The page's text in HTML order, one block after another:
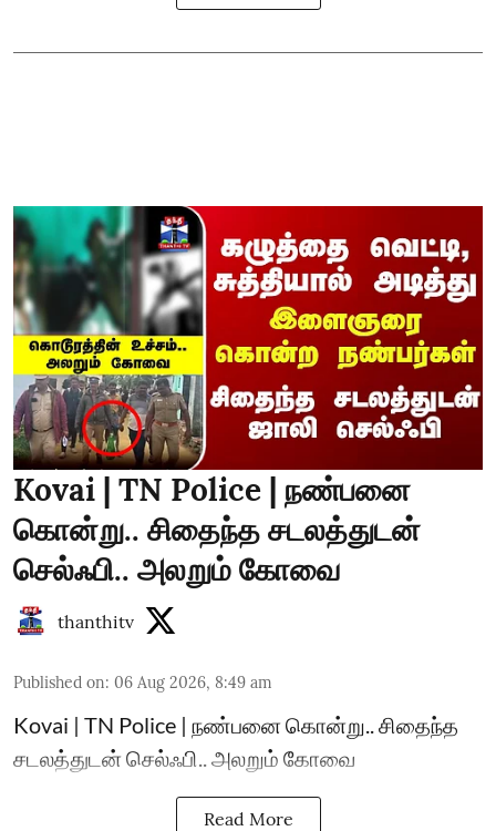
Kovai | TN Police | நண்பனை
கொன்று.. சிதைந்த சடலத்துடன்
செல்ஃபி.. அலறும் கோவை
thanthitv
Published on: 06 Aug 2026, 8:49 am
Kovai | TN Police | நண்பனை கொன்று.. சிதைந்த
சடலத்துடன் செல்ஃபி.. அலறும் கோவை
Read More